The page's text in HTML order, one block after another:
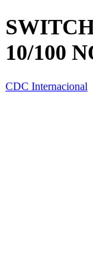
10/100
CDC Internacional